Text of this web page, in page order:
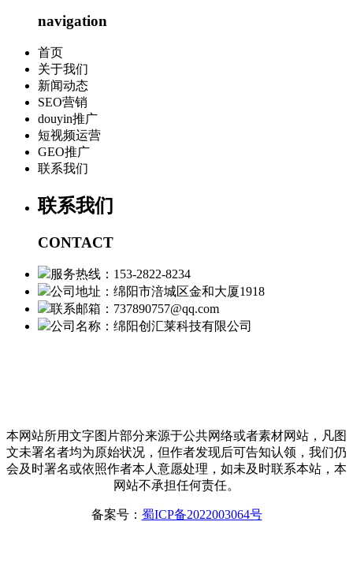
navigation
首页
关于我们
新闻动态
SEO营销
douyin推广
短视频运营
GEO推广
联系我们
联系我们
CONTACT
服务热线：153-2822-8234
公司地址：绵阳市涪城区金和大厦1918
联系邮箱：737890757@qq.com
公司名称：绵阳创汇莱科技有限公司
本网站所用文字图片部分来源于公共网络或者素材网站，凡图
文未署名者均为原始状况，但作者发现后可告知认领，我们仍
会及时署名或依照作者本人意愿处理，如未及时联系本站，本
网站不承担任何责任。
备案号： 蜀ICP备2022003064号